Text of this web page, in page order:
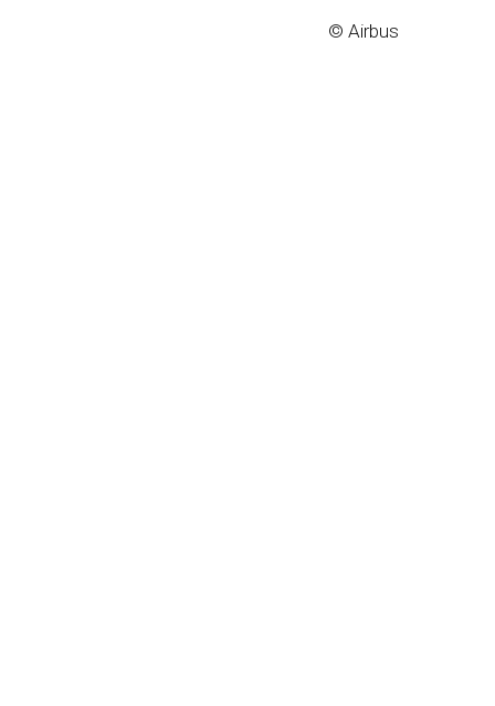
© Airbus